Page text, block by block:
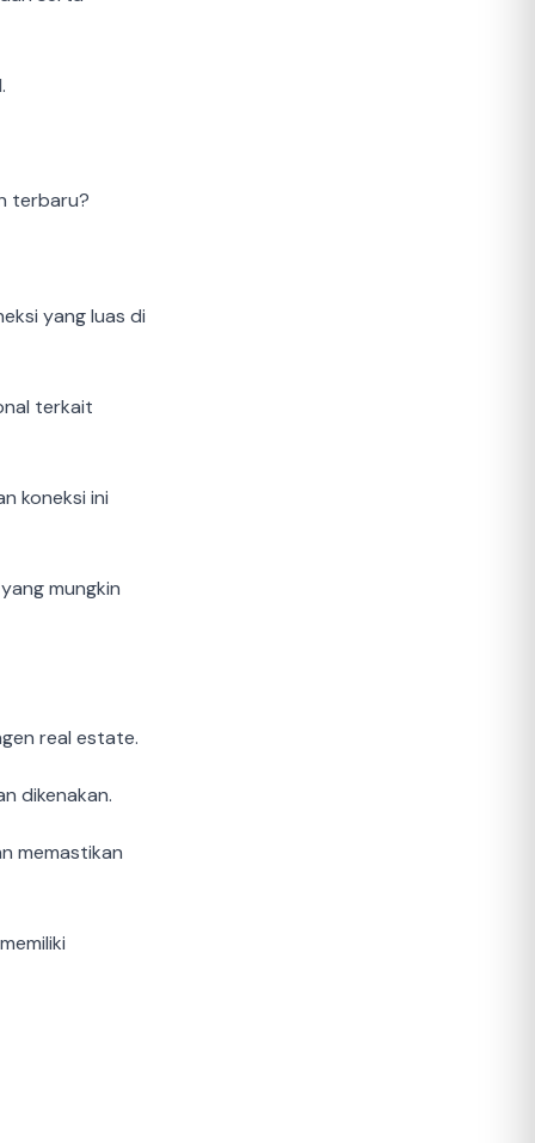
terbaru?
yang luas di
terkait
koneksi ini
mungkin
real estate.
dikenakan.
memastikan